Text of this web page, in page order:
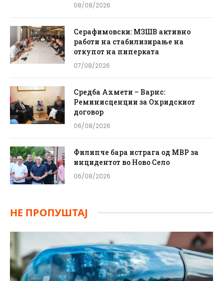
08/08/2026
Серафимовски: МЗШВ активно
работи на стабилизирање на
откупот на пиперката
07/08/2026
Средба Ахмети – Варнс:
Реминисценции за Охридскиот
договор
06/08/2026
Филипче бара истрага од МВР за
инцидентот во Ново Село
06/08/2026
НЕ ПРОПУШТАЈ